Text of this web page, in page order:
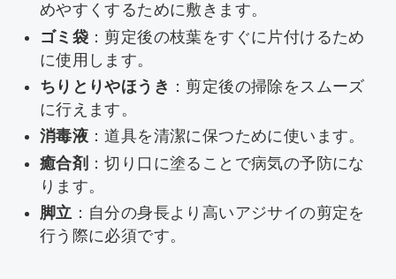
めやすくするために敷きます。
ゴミ袋 ：剪定後の枝葉をすぐに片付けるため
に使用します。
ちりとりやほうき ：剪定後の掃除をスムーズ
に行えます。
消毒液 ：道具を清潔に保つために使います。
癒合剤 ：切り口に塗ることで病気の予防にな
ります。
脚立 ：自分の身長より高いアジサイの剪定を
行う際に必須です。